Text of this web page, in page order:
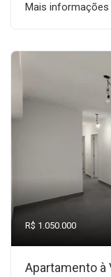
Mais informações
R$ 1.050.000
Apartamento à